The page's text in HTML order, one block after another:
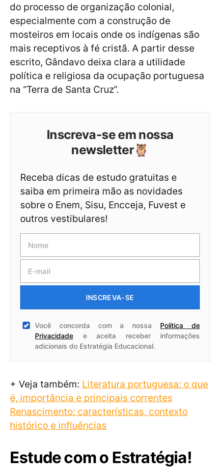
do processo de organização colonial,
especialmente com a construção de
mosteiros em locais onde os indígenas são
mais receptivos à fé cristã. A partir desse
escrito, Gândavo deixa clara a utilidade
política e religiosa da ocupação portuguesa
na “Terra de Santa Cruz”.
Inscreva-se em nossa
newsletter🦉
Receba dicas de estudo gratuitas e
saiba em primeira mão as novidades
sobre o Enem, Sisu, Encceja, Fuvest e
outros vestibulares!
INSCREVA-SE
Você concorda com a nossa Política de
Privacidade e aceita receber informações
adicionais do Estratégia Educacional.
+ Veja também: Literatura portuguesa: o que
é, importância e principais correntes
Renascimento: características, contexto
histórico e influências
Estude com o Estratégia!